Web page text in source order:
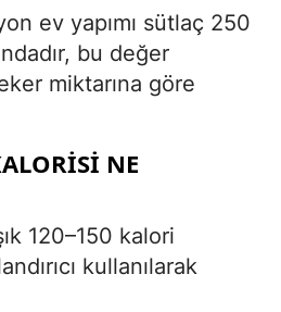
ev yapımı sütlaç 250
bu değer
miktarına göre
NE
120–150 kalori
kullanılarak